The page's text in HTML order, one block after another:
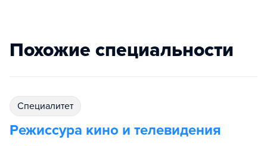
Похожие специальности
специалитет
Режиссура кино и телевидения